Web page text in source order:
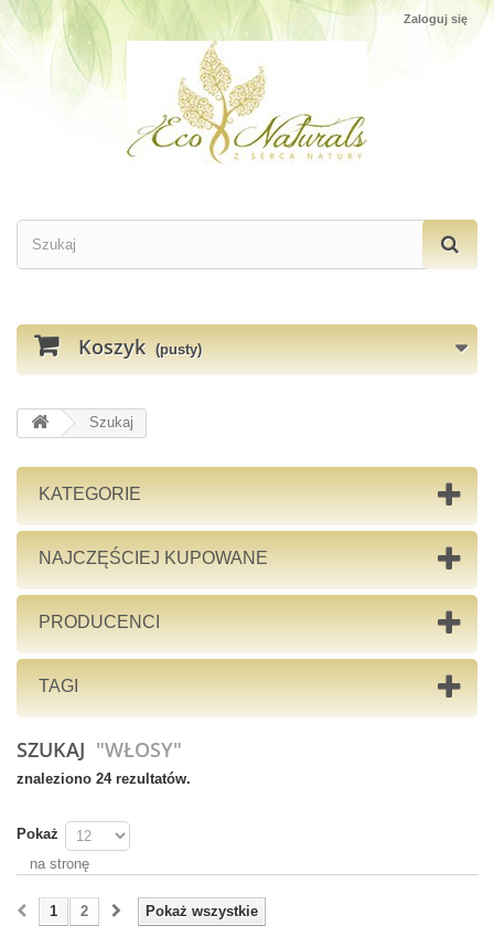
Zaloguj się
Koszyk (pusty)
Szukaj
KATEGORIE
NAJCZĘŚCIEJ KUPOWANE
PRODUCENCI
TAGI
SZUKAJ "WŁOSY"
znaleziono 24 rezultatów.
Pokaż
na stronę
Pokaż wszystkie
1 2